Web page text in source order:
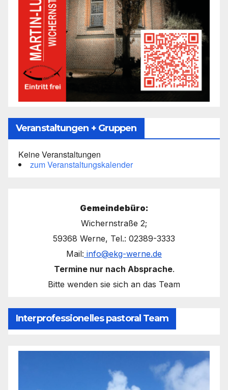
Veranstaltungen + Gruppen
Keine Veranstaltungen
zum Veranstaltungskalender
Gemeindebüro:
Wichernstraße 2;
59368 Werne, Tel.: 02389-3333
Mail: info@ekg-werne.de
Termine nur nach Absprache.
Bitte wenden sie sich an das Team
Interprofessionelles pastoral Team